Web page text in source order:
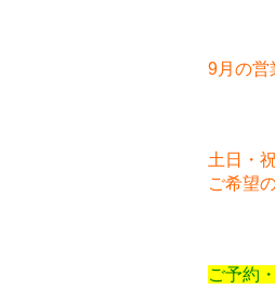
9月の営
土日・
ご希望
ご予約